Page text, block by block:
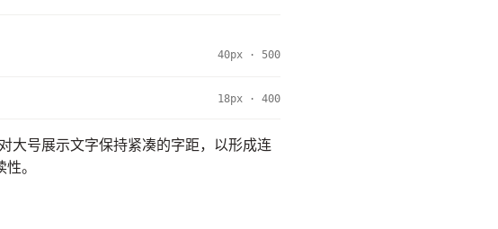
40px · 500
18px · 400
大号展示文字保持紧凑的字距，以形成连
。